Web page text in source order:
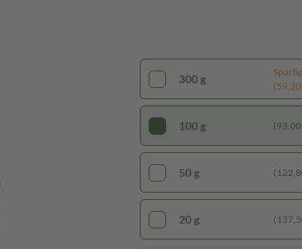
300 g
(59,20
100 g (93,00
50 g
20 g